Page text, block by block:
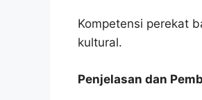
Kompetensi perekat
kultural.
Penjelasan dan